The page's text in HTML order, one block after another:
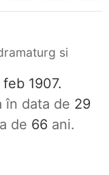
si
feb 1907.
în data de 29
de 66 ani.